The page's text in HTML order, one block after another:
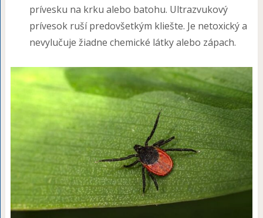
prívesku na krku alebo batohu. Ultrazvukový
prívesok ruší predovšetkým kliešte. Je netoxický a
nevylučuje žiadne chemické látky alebo zápach.